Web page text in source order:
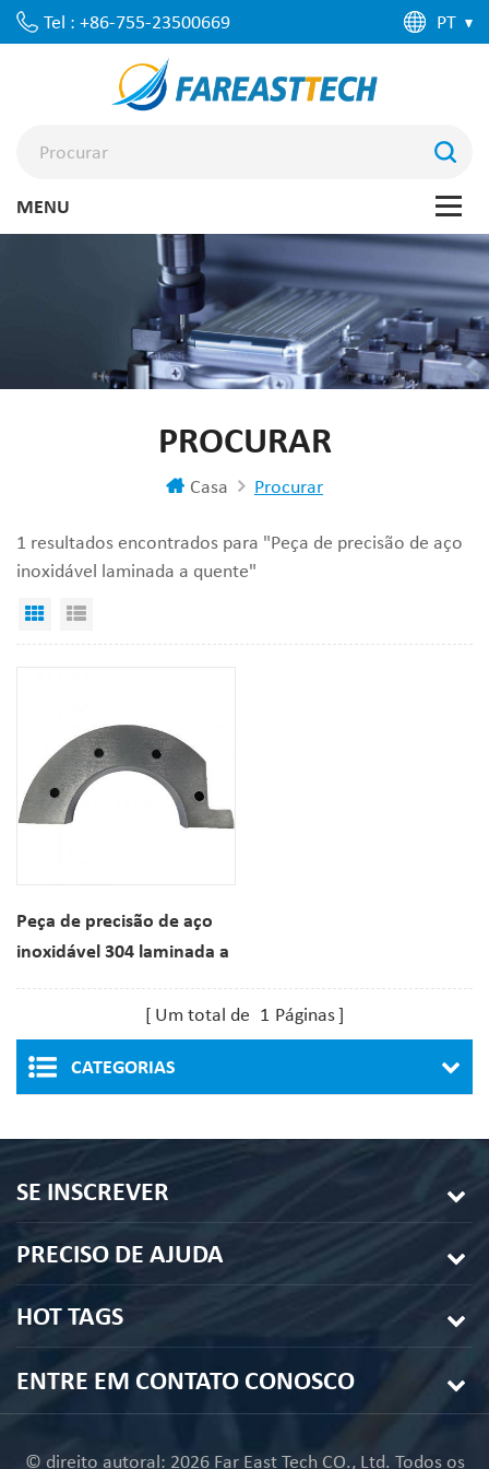
PT
Tel : +86-755-23500669
PROCURAR
Casa Procurar
1 resultados encontrados para "Peça de precisão de aço
inoxidável laminada a quente"
Visualização em grade
Peça de precisão de aço
inoxidável 304 laminada a
Um total de 1 Páginas
CATEGORIAS
SE INSCREVER
PRECISO DE AJUDA
HOT TAGS
ENTRE EM CONTATO CONOSCO
© direito autoral: 2026 Far East Tech CO., Ltd. Todos os